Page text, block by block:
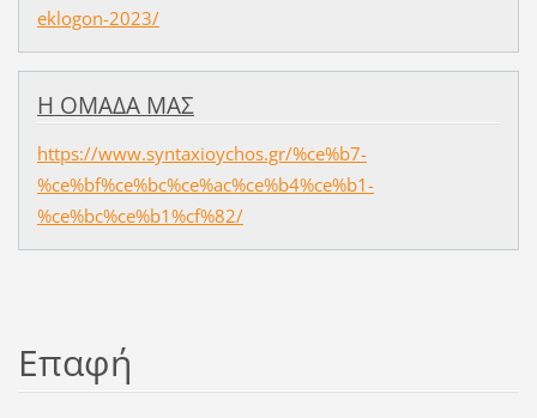
eklogon-2023/
Η ΟΜΑΔΑ ΜΑΣ
https://www.syntaxioychos.gr/%ce%b7-
%ce%bf%ce%bc%ce%ac%ce%b4%ce%b1-
%ce%bc%ce%b1%cf%82/
Επαφή